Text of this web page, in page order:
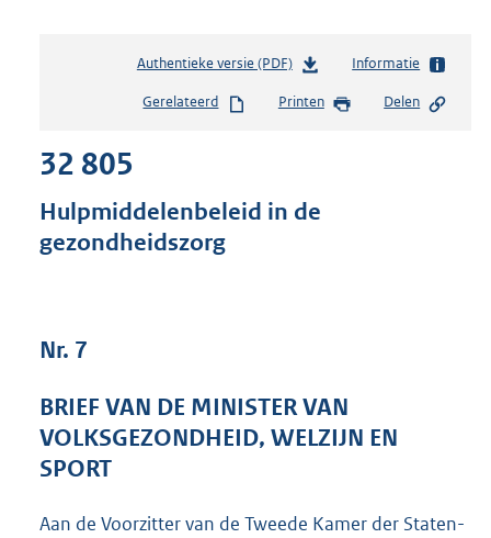
Authentieke versie (PDF)b
s
s
:
5
Informatie
Gerelateerd Printen Delen
32 805
Hulpmiddelenbeleid in de
gezondheidszorg
Nr. 7
BRIEF VAN DE MINISTER VAN
VOLKSGEZONDHEID, WELZIJN EN
SPORT
Aan de Voorzitter van de Tweede Kamer der Staten-